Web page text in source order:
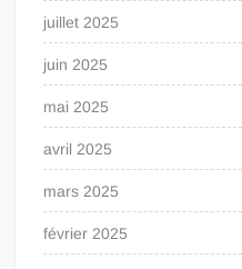
juillet 2025
juin 2025
mai 2025
avril 2025
mars 2025
février 2025